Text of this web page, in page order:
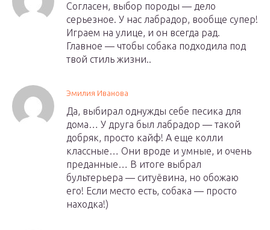
Согласен, выбор породы — дело
серьезное. У нас лабрадор, вообще супер!
Играем на улице, и он всегда рад.
Главное — чтобы собака подходила под
твой стиль жизни..
Эмилия Иванова
Да, выбирал однужды себе песика для
дома… У друга был лабрадор — такой
добряк, просто кайф! А еще колли
классные… Они вроде и умные, и очень
преданные… В итоге выбрал
бультерьера — ситуёвина, но обожаю
его! Если место есть, собака — просто
находка!)